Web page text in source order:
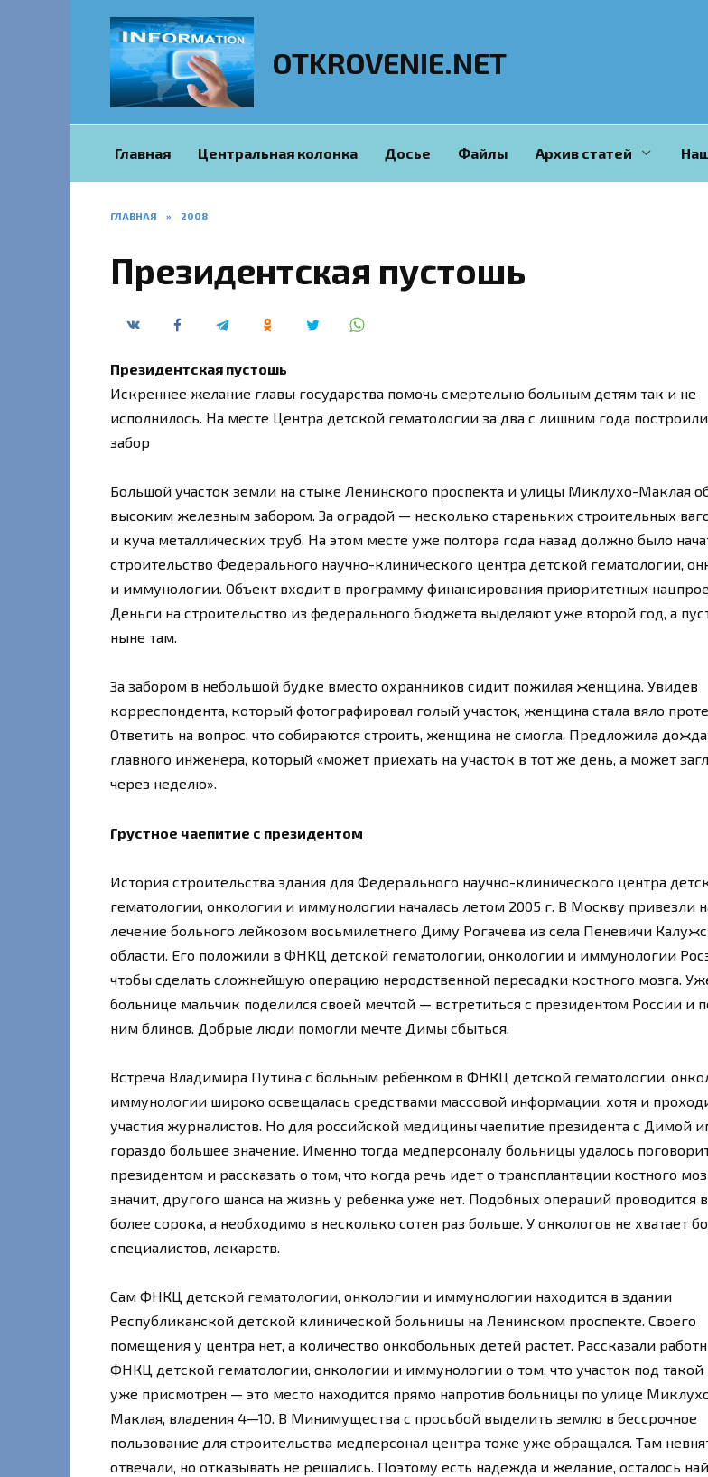
OTKROVENIE.NET
Главная Центральная колонка Досье Файлы Архив статей
ГЛАВНАЯ » 2008
Президентская пустошь
Президентская пустошь
Искреннее желание главы государства помочь смертельно больным детям так и не
исполнилось. На месте Центра детской гематологии за два с лишним года
забор
Большой участок земли на стыке Ленинского проспекта и улицы Миклухо-Маклая
высоким железным забором. За оградой — несколько стареньких строительных
и куча металлических труб. На этом месте уже полтора года назад должно было
строительство Федерального научно-клинического центра детской гематологии,
и иммунологии. Объект входит в программу финансирования приоритетных
Деньги на строительство из федерального бюджета выделяют уже второй год, а
ныне там.
За забором в небольшой будке вместо охранников сидит пожилая женщина. Увидев
корреспондента, который фотографировал голый участок, женщина стала вяло
Ответить на вопрос, что собираются строить, женщина не смогла. Предложила
главного инженера, который «может приехать на участок в тот же день, а может
через неделю».
Грустное чаепитие с президентом
История строительства здания для Федерального научно-клинического центра
гематологии, онкологии и иммунологии началась летом 2005 г. В Москву привезли
лечение больного лейкозом восьмилетнего Диму Рогачева из села Пеневичи
области. Его положили в ФНКЦ детской гематологии, онкологии и иммунологии
чтобы сделать сложнейшую операцию неродственной пересадки костного мозга.
больнице мальчик поделился своей мечтой — встретиться с президентом России и
ним блинов. Добрые люди помогли мечте Димы сбыться.
Встреча Владимира Путина с больным ребенком в ФНКЦ детской гематологии,
иммунологии широко освещалась средствами массовой информации, хотя и
участия журналистов. Но для российской медицины чаепитие президента с Димой
гораздо большее значение. Именно тогда медперсоналу больницы удалось
президентом и рассказать о том, что когда речь идет о трансплантации костного
значит, другого шанса на жизнь у ребенка уже нет. Подобных операций проводится
более сорока, а необходимо в несколько сотен раз больше. У онкологов не хватает
специалистов, лекарств.
Сам ФНКЦ детской гематологии, онкологии и иммунологии находится в здании
Республиканской детской клинической больницы на Ленинском проспекте. Своего
помещения у центра нет, а количество онкобольных детей растет. Рассказали
ФНКЦ детской гематологии, онкологии и иммунологии о том, что участок под такой
уже присмотрен — это место находится прямо напротив больницы по улице
Маклая, владения 4—10. В Минимущества с просьбой выделить землю в бессрочное
пользование для строительства медперсонал центра тоже уже обращался. Там
отвечали, но отказывать не решались. Поэтому есть надежда и желание, осталось